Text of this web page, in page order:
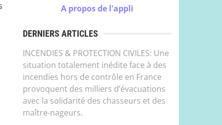
A propos de l'appli
DERNIERS ARTICLES
INCENDIES & PROTECTION CIVILES: Une
situation totalement inédite face à des
incendies hors de contrôle en France
provoquent des milliers d’évacuations
avec la solidarité des chasseurs et des
maître-nageurs.